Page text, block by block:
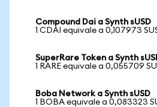
Compound Dai a Synth sUSD
1 CDAI equivale a 0,107973
SuperRare Token a Synth
1 RARE equivale a 0,055709
Boba Network a Synth sUSD
1 BOBA equivale a 0,083323